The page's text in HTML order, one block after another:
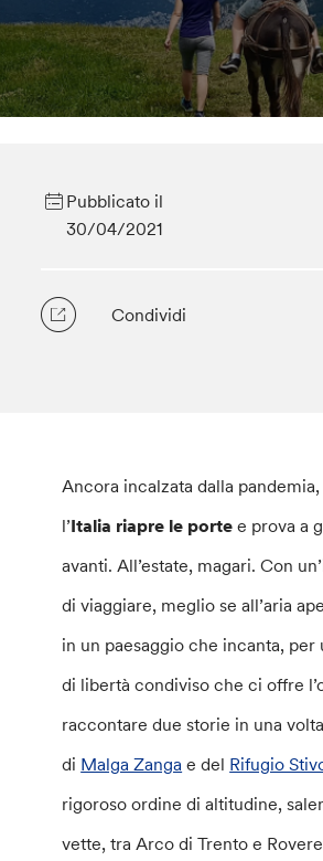
Pubblicato il
30/04/2021
Condividi
Ancora incalzata dalla
l’Italia riapre le porte e prova a
avanti. All’estate, magari. Con
di viaggiare, meglio se all’aria
in un paesaggio che incanta, per
di libertà condiviso che ci offre
raccontare due storie in una
di Malga Zanga e del Rifugio
rigoroso ordine di altitudine,
vette, tra Arco di Trento e